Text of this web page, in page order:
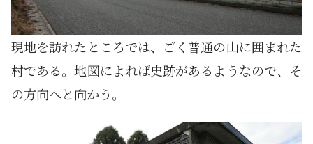
現地を訪れたところでは、ごく普通の山に囲まれた
村である。地図によれば史跡があるようなので、そ
の方向へと向かう。